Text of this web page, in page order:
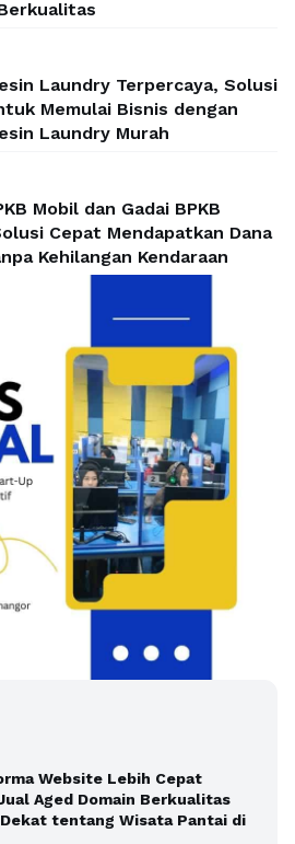
Laundry Terpercaya, Solusi
Memulai Bisnis dengan
Laundry Murah
Mobil dan Gadai BPKB
Cepat Mendapatkan Dana
Kehilangan Kendaraan
Website Lebih Cepat
Aged Domain Berkualitas
tentang Wisata Pantai di